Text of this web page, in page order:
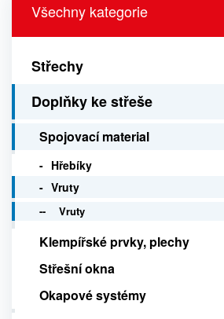
Všechny kategorie
Střechy
Doplňky ke střeše
Spojovací material
Hřebíky
Vruty
Vruty
Klempířské prvky, plechy
Střešní okna
Okapové systémy